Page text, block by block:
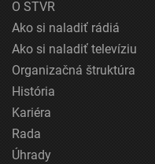
O STVR
Ako si naladiť rádiá
Ako si naladiť televíziu
Organizačná štruktúra
História
Kariéra
Rada
Úhrady